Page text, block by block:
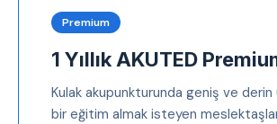
Premium
1 Yıllık AKUTED
Kulak akupunkturunda geniş ve
bir eğitim almak isteyen